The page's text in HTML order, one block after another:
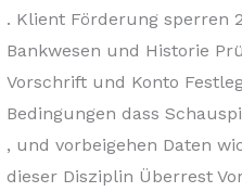
. Klient Förderung sperren
Bankwesen und Historie
Vorschrift und Konto
Bedingungen dass
, und vorbeigehen Daten
dieser Disziplin Überrest